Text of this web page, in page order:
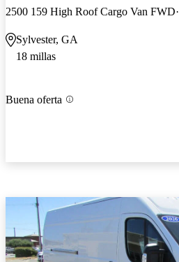
2500 159 High Roof Cargo Van FWD
Sylvester, GA
18 millas
Buena oferta